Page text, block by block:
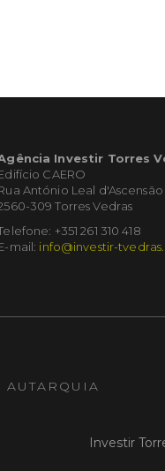
Investir Torres
CAERO
António Leal d'Ascensão
309 Torres Vedras
+351 261 310 418
mail: info@investir-
AUTARQUIA
Investir